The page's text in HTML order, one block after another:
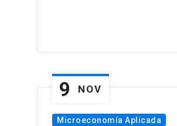
9 NOV
Microeconomía Aplicada